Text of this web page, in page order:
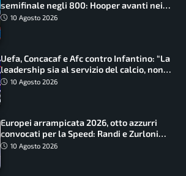
semifinale negli 800: Hooper avanti nei
100, fuori Tecuceanu
10 Agosto 2026
Uefa, Concacaf e Afc contro Infantino: “La
leadership sia al servizio del calcio, non
cerchi di dominarlo”
10 Agosto 2026
Europei arrampicata 2026, otto azzurri
convocati per la Speed: Randi e Zurloni
guidano l’Italia
10 Agosto 2026